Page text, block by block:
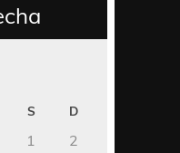
S D
1
2